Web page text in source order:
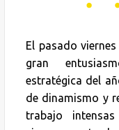
El pasado
gran
estratégica del
de dinamismo y
trabajo